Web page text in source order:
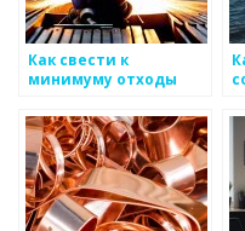
Как свести к
минимуму отходы
металлоизделий